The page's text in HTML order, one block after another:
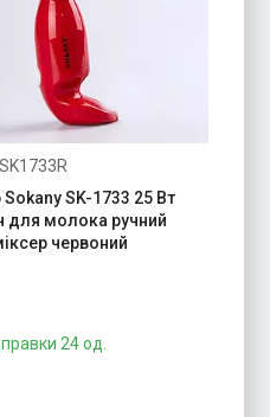
SK-1733 25 Вт
для молока ручний
червоний
24 од.